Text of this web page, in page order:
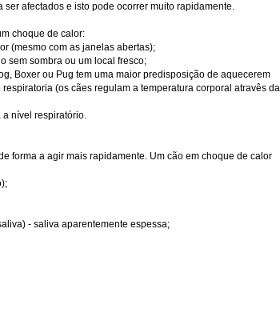
afectados e isto pode ocorrer muito rapidamente.
choque de calor:
(mesmo com as janelas abertas);
sem sombra ou um local fresco;
Boxer ou Pug tem uma maior predisposição de aquecerem
(os cães regulam a temperatura corporal atravês da
nível respiratório.
forma a agir mais rapidamente. Um cão em choque de calor
- saliva aparentemente espessa;